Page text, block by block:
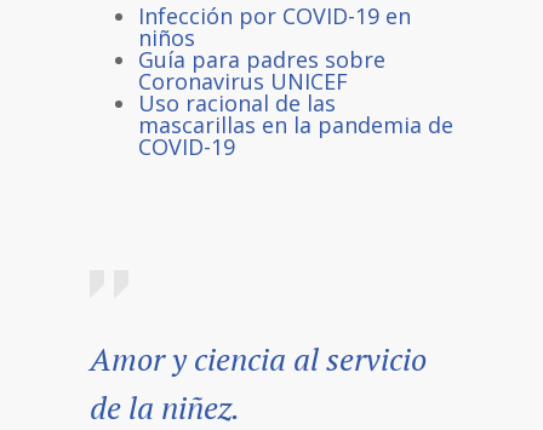
Infección por COVID-19 en
niños
Guía para padres sobre
Coronavirus UNICEF
Uso racional de las
mascarillas en la pandemia de
COVID-19
Amor y ciencia al servicio
de la niñez.